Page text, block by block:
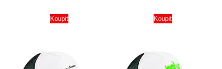
Koupit Koupit